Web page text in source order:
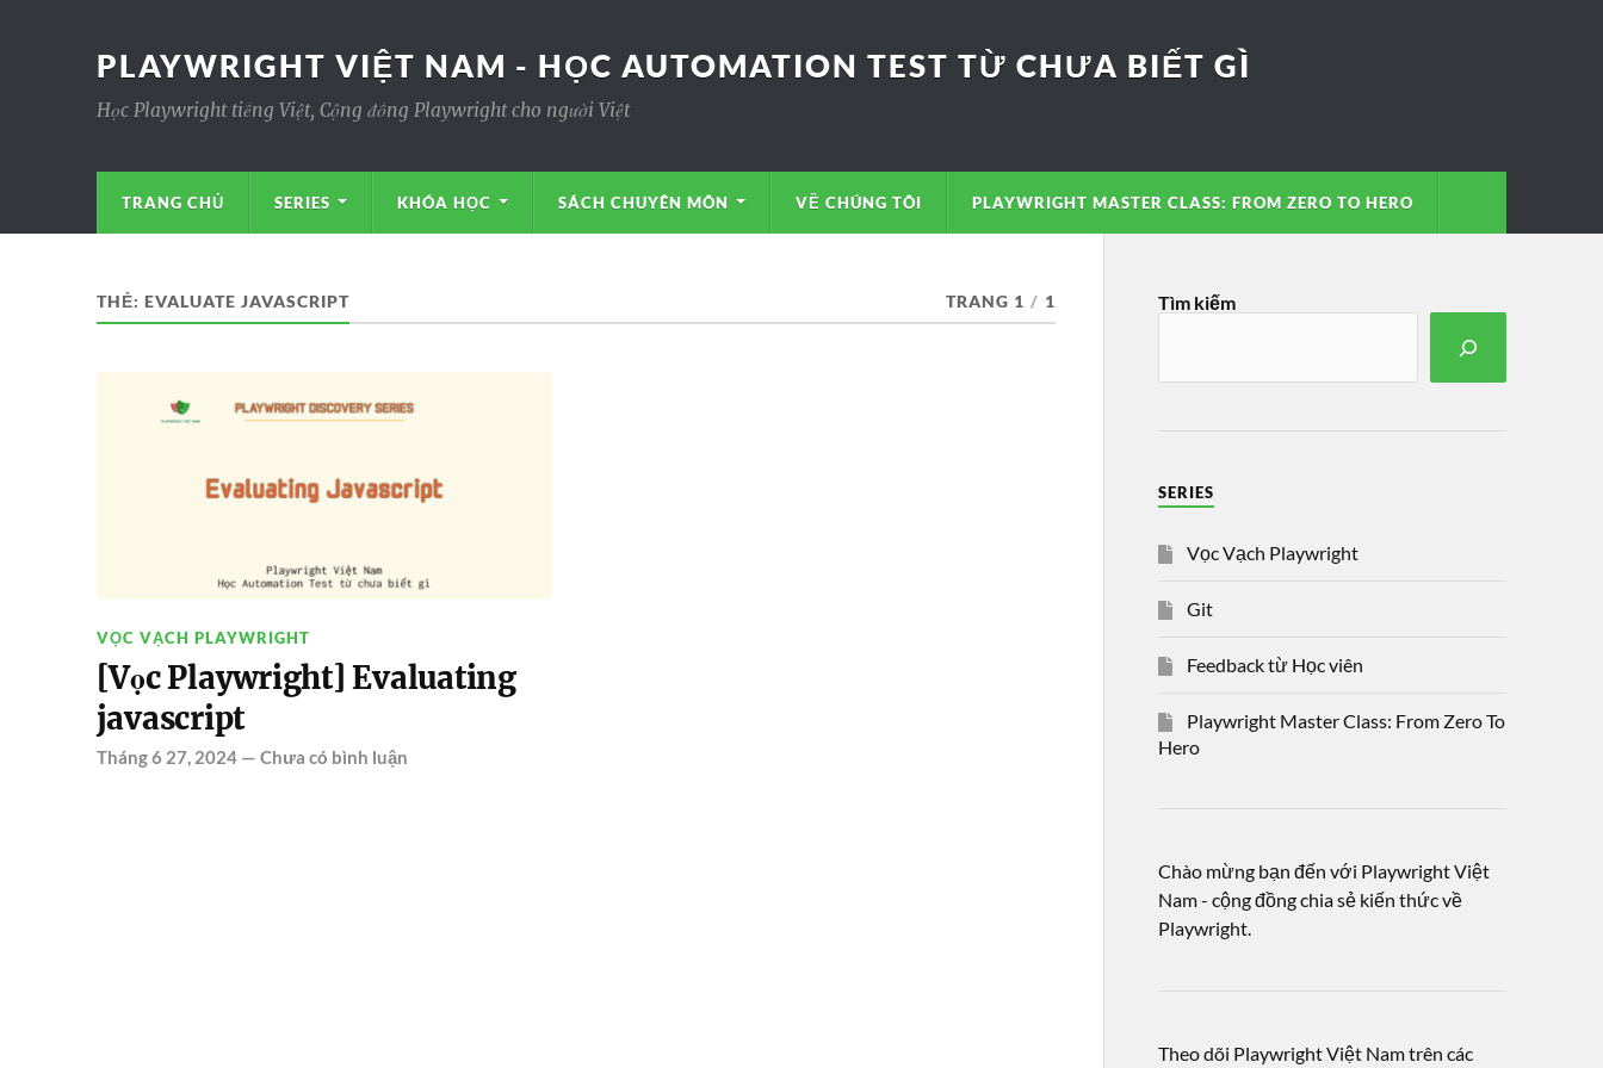
PLAYWRIGHT VIỆT NAM - HỌC AUTOMATION TEST TỪ CHƯA BIẾT GÌ
Học Playwright tiếng Việt, Cộng đồng Playwright cho người Việt
TRANG CHỦ SERIES KHÓA HỌC SÁCH CHUYÊN MÔN VỀ CHÚNG TÔI PLAYWRIGHT MASTER CLASS: FROM ZERO TO HERO
THẺ: EVALUATE JAVASCRIPT TRANG 1 / 1
VỌC VẠCH PLAYWRIGHT
[Vọc Playwright] Evaluating
javascript
Tháng 6 27, 2024— Chưa có bình luận
Tìm kiếm
SERIES
Vọc Vạch Playwright
Git
Feedback từ Học viên
Playwright Master Class: From Zero To
Hero
Chào mừng bạn đến với Playwright Việt
Nam - cộng đồng chia sẻ kiến thức về
Playwright.
Theo dõi Playwright Việt Nam trên các